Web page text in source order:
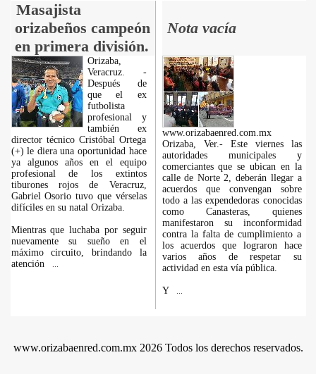
Masajista
orizabeños campeón
en primera división.
Nota vacía
Orizaba,
Veracruz. -
Después de
que el ex
futbolista
profesional y
también ex
director técnico Cristóbal Ortega
(+) le diera una oportunidad hace
ya algunos años en el equipo
profesional de los extintos
tiburones rojos de Veracruz,
Gabriel Osorio tuvo que vérselas
difíciles en su natal Orizaba.
Mientras que luchaba por seguir
nuevamente su sueño en el
máximo circuito, brindando la
atención
www.orizabaenred.com.mx
Orizaba, Ver.- Este viernes las
autoridades municipales y
comerciantes que se ubican en la
calle de Norte 2, deberán llegar a
acuerdos que convengan sobre
todo a las expendedoras conocidas
como Canasteras, quienes
manifestaron su inconformidad
contra la falta de cumplimiento a
los acuerdos que lograron hace
varios años de respetar su
actividad en esta vía pública.
Y
www.orizabaenred.com.mx 2026 Todos los derechos reservados.